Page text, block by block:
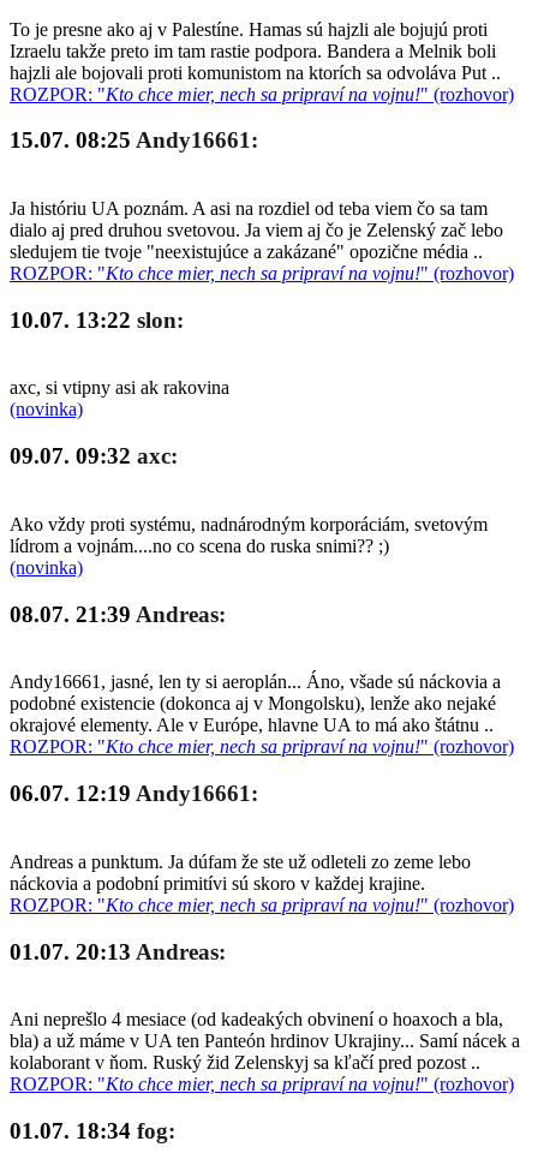
To je presne ako aj v Palestíne. Hamas sú hajzli ale bojujú proti
Izraelu takže preto im tam rastie podpora. Bandera a Melnik boli
hajzli ale bojovali proti komunistom na ktorích sa odvoláva Put ..
ROZPOR: "Kto chce mier, nech sa pripraví na vojnu!" (rozhovor)
15.07. 08:25 Andy16661:
Ja históriu UA poznám. A asi na rozdiel od teba viem čo sa tam
dialo aj pred druhou svetovou. Ja viem aj čo je Zelenský zač lebo
sledujem tie tvoje "neexistujúce a zakázané" opozične média ..
ROZPOR: "Kto chce mier, nech sa pripraví na vojnu!" (rozhovor)
10.07. 13:22 slon:
axc, si vtipny asi ak rakovina
(novinka)
09.07. 09:32 axc:
Ako vždy proti systému, nadnárodným korporáciám, svetovým
lídrom a vojnám....no co scena do ruska snimi?? ;)
(novinka)
08.07. 21:39 Andreas:
Andy16661, jasné, len ty si aeroplán... Áno, všade sú náckovia a
podobné existencie (dokonca aj v Mongolsku), lenže ako nejaké
okrajové elementy. Ale v Európe, hlavne UA to má ako štátnu ..
ROZPOR: "Kto chce mier, nech sa pripraví na vojnu!" (rozhovor)
06.07. 12:19 Andy16661:
Andreas a punktum. Ja dúfam že ste už odleteli zo zeme lebo
náckovia a podobní primitívi sú skoro v každej krajine.
ROZPOR: "Kto chce mier, nech sa pripraví na vojnu!" (rozhovor)
01.07. 20:13 Andreas:
Ani neprešlo 4 mesiace (od kadeakých obvinení o hoaxoch a bla,
bla) a už máme v UA ten Panteón hrdinov Ukrajiny... Samí nácek a
kolaborant v ňom. Ruský žid Zelenskyj sa kľačí pred pozost ..
ROZPOR: "Kto chce mier, nech sa pripraví na vojnu!" (rozhovor)
01.07. 18:34 fog: